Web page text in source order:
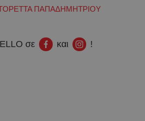
ΠΑΠΑΔΗΜΗΤΡΙΟΥ
σε και !